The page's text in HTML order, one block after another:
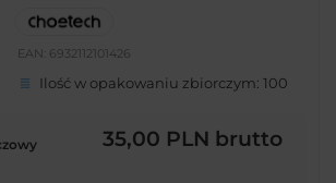
EAN: 6932112101426
Ilość w opakowaniu zbiorczym:100
35,00 PLN brutto